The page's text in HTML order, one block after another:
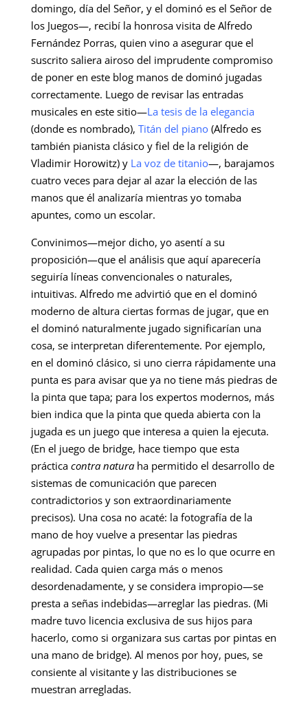
domingo, día del Señor, y el dominó es el Señor de
los Juegos—, recibí la honrosa visita de Alfredo
Fernández Porras, quien vino a asegurar que el
suscrito saliera airoso del imprudente compromiso
de poner en este blog manos de dominó jugadas
correctamente. Luego de revisar las entradas
musicales en este sitio—La tesis de la elegancia
(donde es nombrado), Titán del piano (Alfredo es
también pianista clásico y fiel de la religión de
Vladimir Horowitz) y La voz de titanio—, barajamos
cuatro veces para dejar al azar la elección de las
manos que él analizaría mientras yo tomaba
apuntes, como un escolar.
Convinimos—mejor dicho, yo asentí a su
proposición—que el análisis que aquí aparecería
seguiría líneas convencionales o naturales,
intuitivas. Alfredo me advirtió que en el dominó
moderno de altura ciertas formas de jugar, que en
el dominó naturalmente jugado significarían una
cosa, se interpretan diferentemente. Por ejemplo,
en el dominó clásico, si uno cierra rápidamente una
punta es para avisar que ya no tiene más piedras de
la pinta que tapa; para los expertos modernos, más
bien indica que la pinta que queda abierta con la
jugada es un juego que interesa a quien la ejecuta.
(En el juego de bridge, hace tiempo que esta
práctica contra naturaha permitido el desarrollo de
sistemas de comunicación que parecen
contradictorios y son extraordinariamente
precisos). Una cosa no acaté: la fotografía de la
mano de hoy vuelve a presentar las piedras
agrupadas por pintas, lo que no es lo que ocurre en
realidad. Cada quien carga más o menos
desordenadamente, y se considera impropio—se
presta a señas indebidas—arreglar las piedras. (Mi
madre tuvo licencia exclusiva de sus hijos para
hacerlo, como si organizara sus cartas por pintas en
una mano de bridge). Al menos por hoy, pues, se
consiente al visitante y las distribuciones se
muestran arregladas.